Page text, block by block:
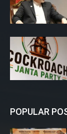
POPULAR